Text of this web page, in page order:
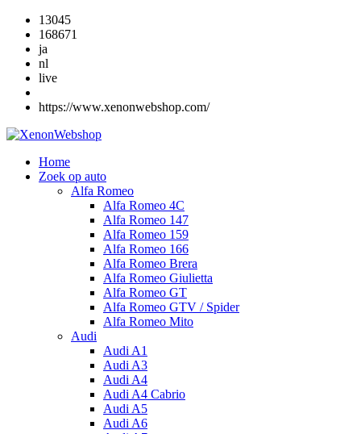
13045
168671
ja
nl
live
https://www.xenonwebshop.com/
Home
Zoek op auto
Alfa Romeo
Alfa Romeo 4C
Alfa Romeo 147
Alfa Romeo 159
Alfa Romeo 166
Alfa Romeo Brera
Alfa Romeo Giulietta
Alfa Romeo GT
Alfa Romeo GTV / Spider
Alfa Romeo Mito
Audi
Audi A1
Audi A3
Audi A4
Audi A4 Cabrio
Audi A5
Audi A6